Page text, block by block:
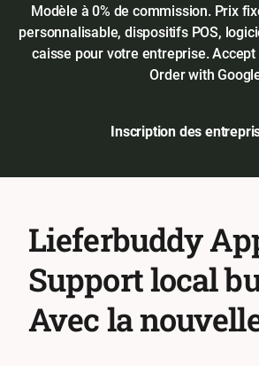
Modèle à 0% de commission. Prix
personnalisable, dispositifs POS,
caisse pour votre entreprise.
Order with
Inscription des
Lieferbuddy
Support local
Avec la